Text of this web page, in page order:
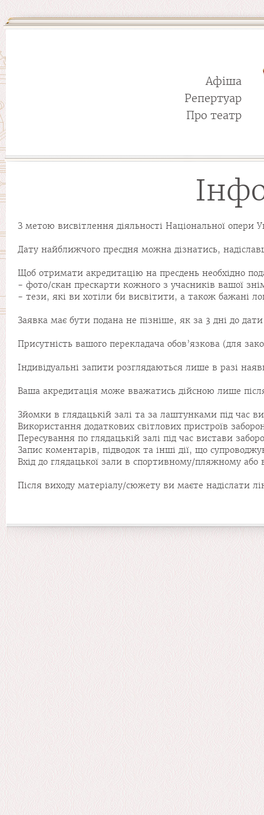
Афіша
Репертуар
Про театр
З метою висвітлення діяльності Національної опери
Дату найближчого пресдня можна дізнатись,
Щоб отримати акредитацію на пресдень необхідно
- фото/скан прескарти кожного з учасників вашої
- тези, які ви хотіли би висвітити, а також бажані
Заявка має бути подана не пізніше, як за 3 дні до
Присутність вашого перекладача обов’язкова (для
Індивідуальні запити розглядаються лише в разі
Ваша акредитація може вважатись дійсною лише
Зйомки в глядацькій залі та за лаштунками під час
Використання додаткових світлових пристроїв
Пересування по глядацькій залі під час вистави
Запис коментарів, підводок та інші дії, що
Вхід до глядацької зали в спортивному/пляжному
Після виходу матеріалу/сюжету ви маєте надіслати